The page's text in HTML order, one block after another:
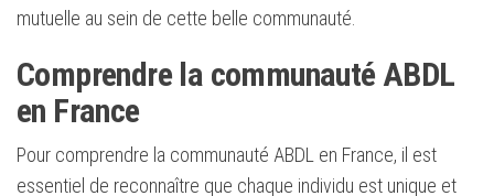
mutuelle au sein de cette belle communauté.
Comprendre la communauté ABDL
en France
Pour comprendre la communauté ABDL en France, il est
essentiel de reconnaître que chaque individu est unique et